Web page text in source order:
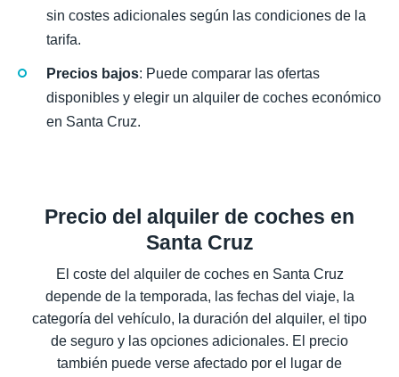
sin costes adicionales según las condiciones de la
tarifa.
Precios bajos: Puede comparar las ofertas
disponibles y elegir un alquiler de coches económico
en Santa Cruz.
Precio del alquiler de coches en
Santa Cruz
El coste del alquiler de coches en Santa Cruz
depende de la temporada, las fechas del viaje, la
categoría del vehículo, la duración del alquiler, el tipo
de seguro y las opciones adicionales. El precio
también puede verse afectado por el lugar de